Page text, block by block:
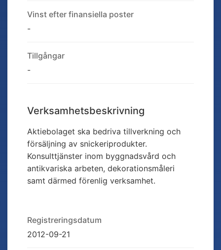
Vinst efter finansiella poster
-
Tillgångar
-
Verksamhetsbeskrivning
Aktiebolaget ska bedriva tillverkning och
försäljning av snickeriprodukter.
Konsulttjänster inom byggnadsvård och
antikvariska arbeten, dekorationsmåleri
samt därmed förenlig verksamhet.
Registreringsdatum
2012-09-21